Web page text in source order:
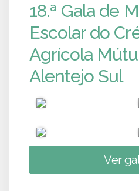
18.ª Gala de
Escolar do
Agrícola
Alentejo Sul
Ver